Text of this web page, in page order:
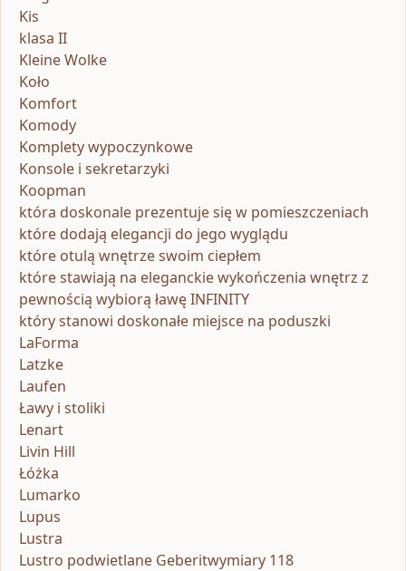
Kis
klasa II
Kleine Wolke
Koło
Komfort
Komody
Komplety wypoczynkowe
Konsole i sekretarzyki
Koopman
która doskonale prezentuje się w pomieszczeniach
które dodają elegancji do jego wyglądu
które otulą wnętrze swoim ciepłem
które stawiają na eleganckie wykończenia wnętrz z
pewnością wybiorą ławę INFINITY
który stanowi doskonałe miejsce na poduszki
LaForma
Latzke
Laufen
Ławy i stoliki
Lenart
Livin Hill
Łóżka
Lumarko
Lupus
Lustra
Lustro podwietlane Geberitwymiary 118